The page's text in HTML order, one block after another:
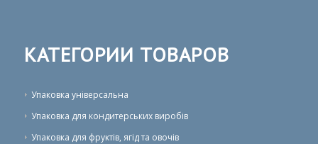
КАТЕГОРИИ ТОВАРОВ
Упаковка універсальна
Упаковка для кондитерських виробів
Упаковка для фруктів, ягід та овочів